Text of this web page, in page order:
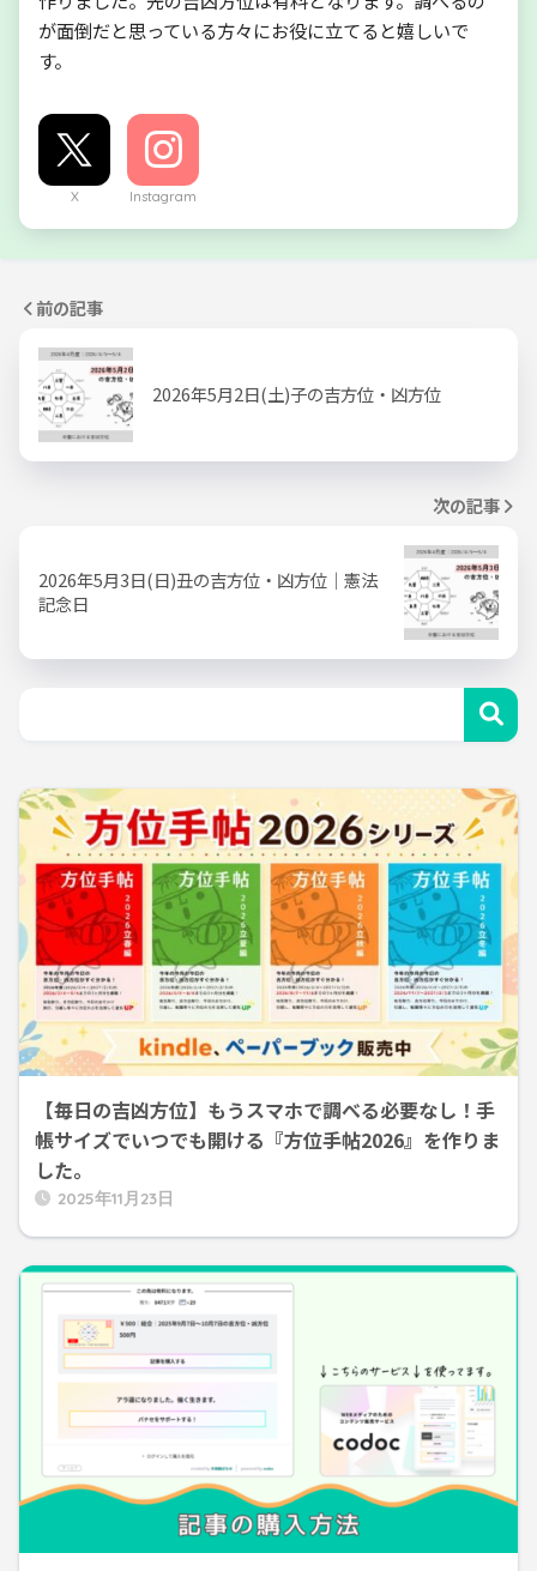
が面倒だと思っている方々にお役に立てると嬉しいで
す。
X Instagram
前の記事
2026年5月2日(土)子の吉方位・凶方位
次の記事
2026年5月3日(日)丑の吉方位・凶方位｜憲法
記念日
【毎日の吉凶方位】もうスマホで調べる必要なし！手
帳サイズでいつでも開ける『方位手帖2026』を作りま
した。
2025年11月23日